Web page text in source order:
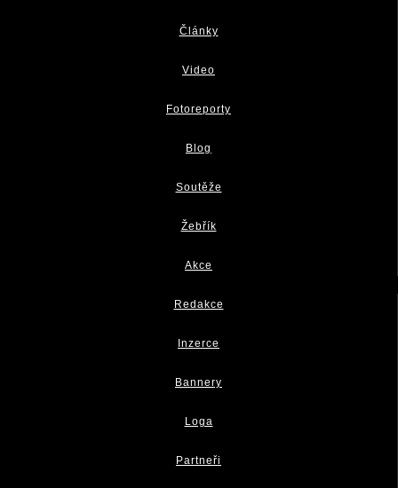
Články
Video
Fotoreporty
Blog
Soutěže
Žebřík
Akce
Redakce
Inzerce
Bannery
Loga
Partneři